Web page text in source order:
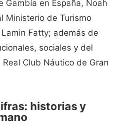
Gambía en España, Noah
Ministerio de Turismo
Fatty; además de
sociales y del
Club Náutico de Gran
historias y